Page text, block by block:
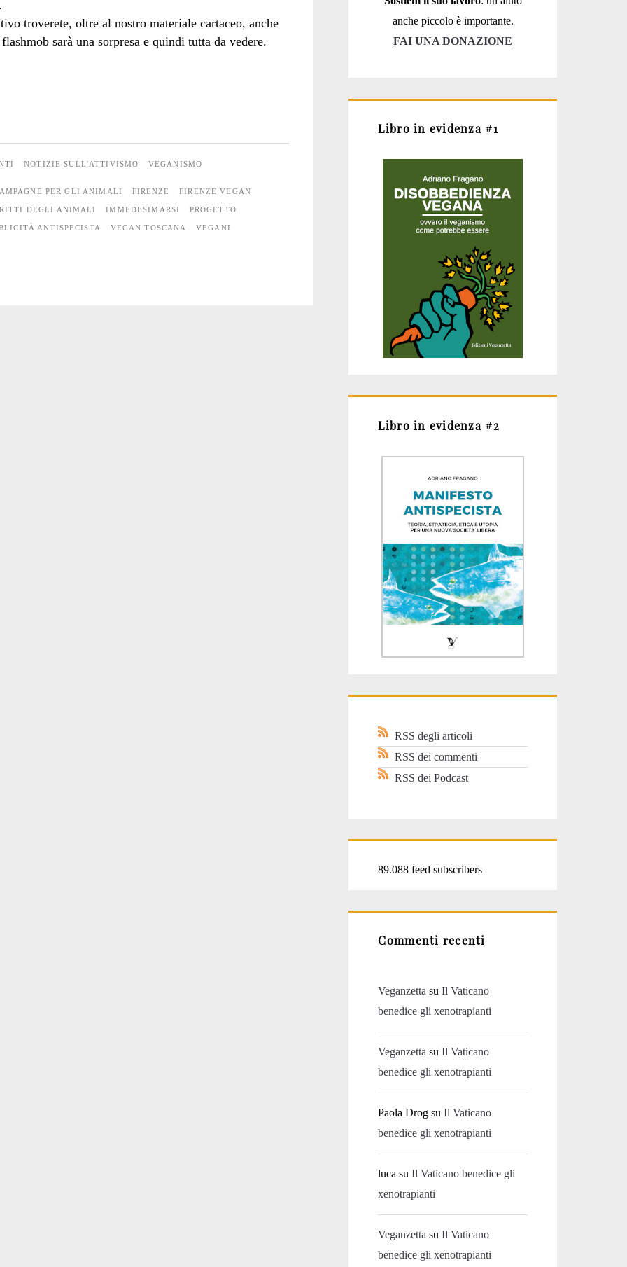
troverete, oltre al nostro materiale cartaceo, anche
sarà una sorpresa e quindi tutta da vedere.
NOTIZIE SULL'ATTIVISMO VEGANISMO
PER GLI ANIMALI FIRENZE FIRENZE VEGAN
DEGLI ANIMALI IMMEDESIMARSI PROGETTO
ANTISPECISTA VEGAN TOSCANA VEGANI
anche piccolo è importante.
FAI UNA DONAZIONE
Libro in evidenza #1
Libro in evidenza #2
RSS degli articoli
RSS dei commenti
RSS dei Podcast
89.088 feed subscribers
Commenti recenti
Veganzetta suIl Vaticano
benedice gli xenotrapianti
Veganzetta suIl Vaticano
benedice gli xenotrapianti
Paola Drog suIl Vaticano
benedice gli xenotrapianti
luca suIl Vaticano benedice gli
xenotrapianti
Veganzetta suIl Vaticano
benedice gli xenotrapianti